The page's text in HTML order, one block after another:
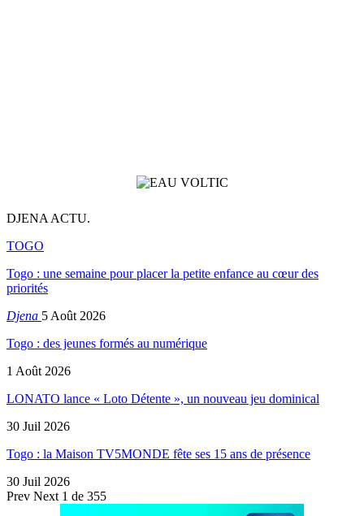
DJENA ACTU.
TOGO
Togo : une semaine pour placer la petite enfance au cœur des
priorités
Djena 5 Août 2026
Togo : des jeunes formés au numérique
1 Août 2026
LONATO lance « Loto Détente », un nouveau jeu dominical
30 Juil 2026
Togo : la Maison TV5MONDE fête ses 15 ans de présence
30 Juil 2026
Prev Next 1 de 355